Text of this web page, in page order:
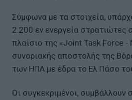
Σύμφωνα με τα στοιχεία,
2.200 εν ενεργεία στρατιώτες
πλαίσιο της «Joint Task Force -
συνοριακής αποστολής της
των ΗΠΑ με έδρα το Ελ Πάσο
Οι συγκεκριμένοι, συμβάλλουν